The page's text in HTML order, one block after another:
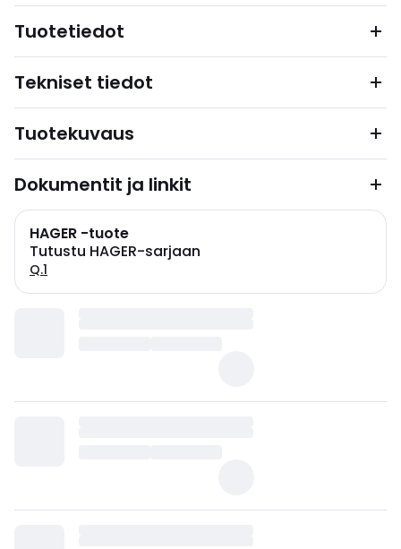
Tuotetiedot
Tekniset tiedot
Tuotekuvaus
Dokumentit ja linkit
HAGER -tuote
Tutustu HAGER-sarjaan
Q.1